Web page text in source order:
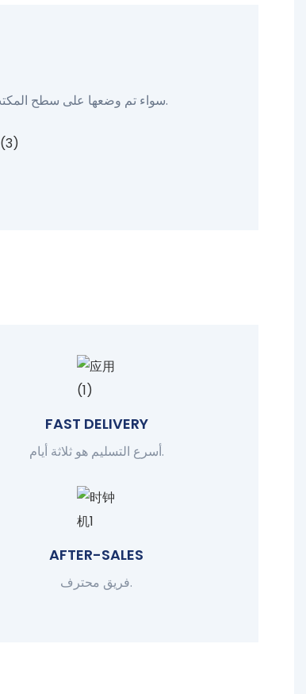
يمكن السيطرة بسهولة على آلة ساعة Yiaiframe سواء تم وضعها على سطح المكتب أو معلقة على الحائط ، مما يضيف لمسة من الأناقة إلى زخرفة منزلك.
FAST DELIVERY
أسرع التسليم هو ثلاثة أيام.
AFTER-SALES
فريق محترف.